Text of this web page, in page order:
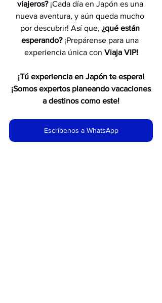
viajeros? ¡Cada día en Japón es una
nueva aventura, y aún queda mucho
por descubrir! Así que, ¿qué están
esperando? ¡Prepárense para una
experiencia única con Viaja VIP!
¡Tú experiencia en Japón te espera!
a destinos como este!
Escríbenos a WhatsApp